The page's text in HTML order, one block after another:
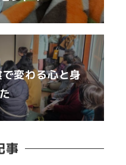
変わる心と身
事